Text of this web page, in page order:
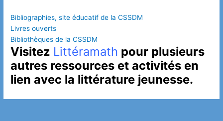
Bibliographies, site éducatif de la CSSDM
Livres ouverts
Bibliothèques de la CSSDM
Visitez Littéramath pour plusieurs
autres ressources et activités en
lien avec la littérature jeunesse.